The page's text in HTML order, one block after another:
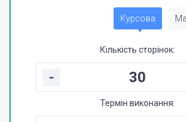
Курсова
Кількість сторінок:
-
Термін виконання: